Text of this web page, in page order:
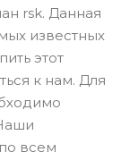
rsk. Данная
известных
этот
к нам. Для
всем